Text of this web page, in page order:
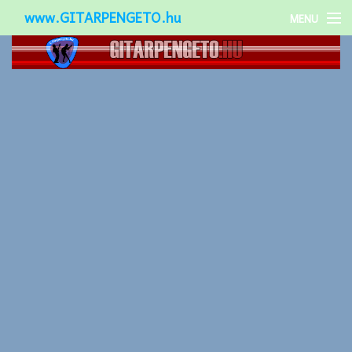
www.GITARPENGETO.hu MENU
Népszerű-